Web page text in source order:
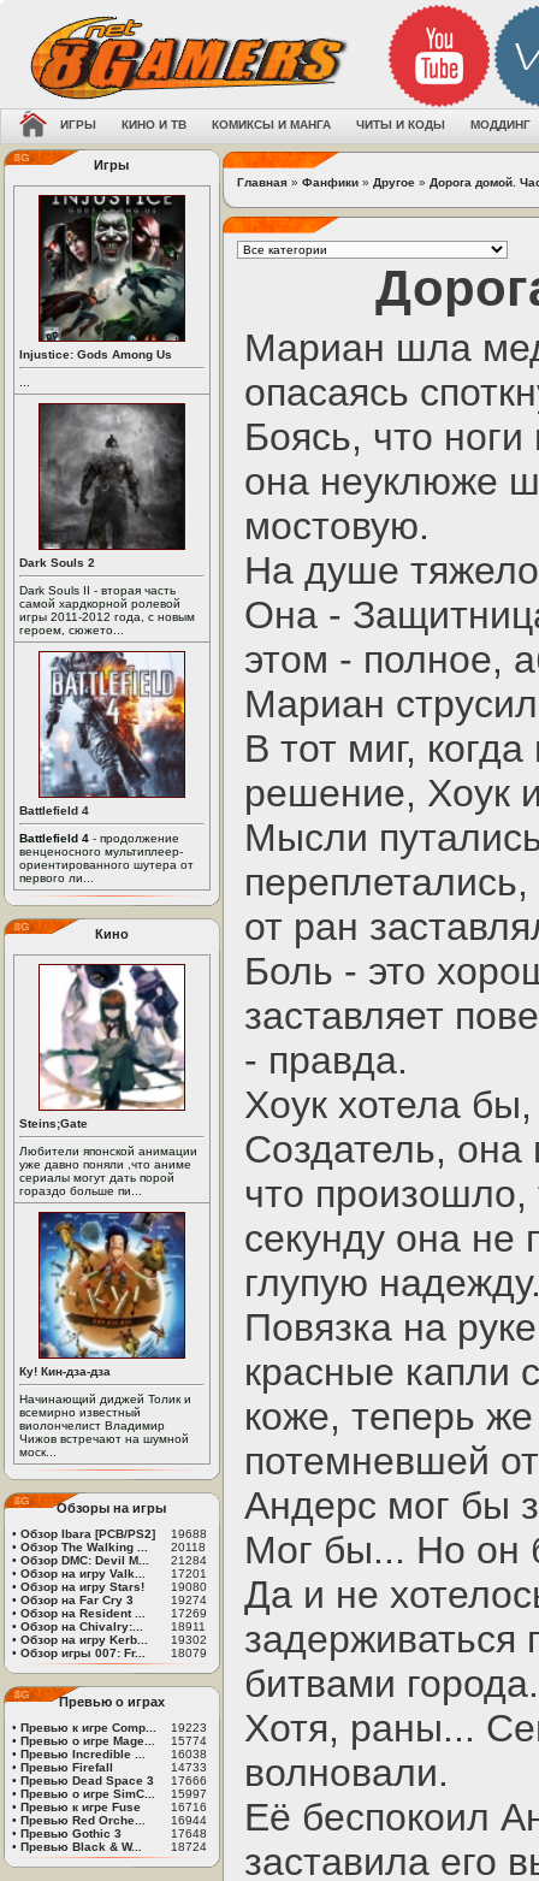
ИГРЫ КИНО И ТВ КОМИКСЫ И МАНГА ЧИТЫ И КОДЫ МОДДИНГ
Игры
Injustice: Gods Among Us
Dark Souls 2
Dark Souls II - вторая часть
самой хардкорной ролевой
игры 2011-2012 года, с новым
героем, сюжето...
Battlefield 4
Battlefield 4 - продолжение
венценосного мультиплеер-
ориентированного шутера от
первого ли...
Кино
Steins;Gate
Любители японской анимации
уже давно поняли ,что аниме
сериалы могут дать порой
гораздо больше пи...
Ку! Кин-дза-дза
Начинающий диджей Толик и
всемирно известный
виолончелист Владимир
Чижов встречают на шумной
моск...
Обзоры на игры
• Обзор Ibara [PCB/PS2]
19688
• Обзор The Walking ...
20118
• Обзор DMC: Devil M...
21284
• Обзор на игру Valk...
17201
• Обзор на игру Stars!
19080
• Обзор на Far Cry 3
19274
• Обзор на Resident ...
17269
• Обзор на Chivalry:...
18911
• Обзор на игру Kerb...
19302
• Обзор игры 007: Fr... 18079
Превью о играх
• Превью к игре Comp...
19223
• Превью о игре Mage...
15774
• Превью Incredible ...
16038
• Превью Firefall
14733
• Превью Dead Space 3
17666
• Превью о игре SimC...
15997
• Превью к игре Fuse
16716
• Превью Red Orche...
16944
• Превью Gothic 3
17648
• Превью Black & W... 18724
Главная » Фанфики » Другое » Дорога домой.
Мариан шла
опасаясь
Боясь, что
она неуклюже
мостовую.
На душе
Она -
этом - полное,
Мариан
В тот миг,
решение, Хоук
Мысли
от ран
Боль - это
заставляет
- правда.
Хоук хотела
Создатель, она
что произошло,
секунду она не
глупую
Повязка на
красные капли
коже, теперь
потемневшей
Андерс мог бы
Мог бы... Но он
Да и не
задерживаться
битвами города.
Хотя, раны...
волновали.
Её беспокоил
заставила его